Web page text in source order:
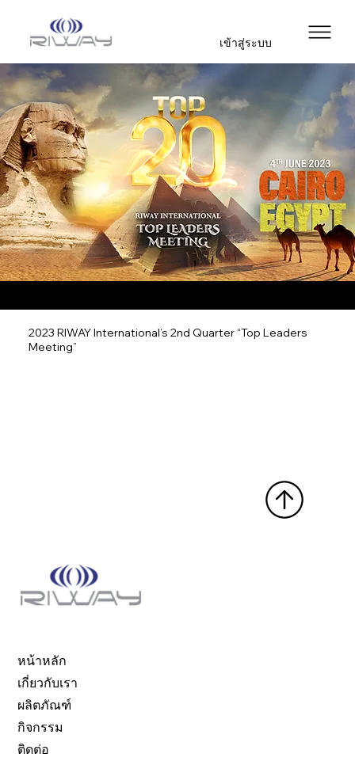
เข้าสู่ระบบ
2023 RIWAY International’s 2nd Quarter “Top Leaders
Meeting”
หน้าหลัก
เกี่ยวกับเรา
ผลิตภัณฑ์
กิจกรรม
ติดต่อ